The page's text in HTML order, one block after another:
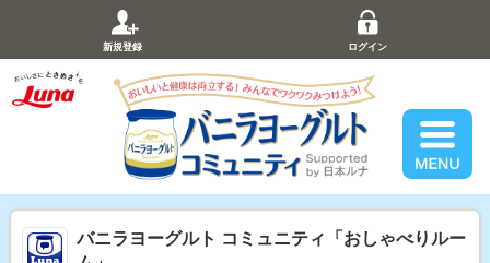
新規登録 ログイン
バニラヨーグルト コミュニティ「おしゃべりルー